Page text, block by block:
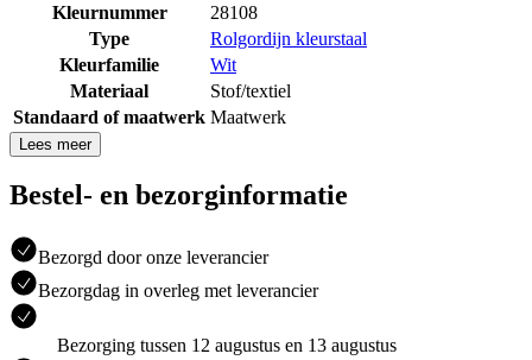
Kleurnummer
28108
Type
Rolgordijn kleurstaal
Kleurfamilie
Wit
Materiaal
Stof/textiel
Standaard of maatwerk Maatwerk
Lees meer
Bestel- en bezorginformatie
Bezorgd door onze leverancier
Bezorgdag in overleg met leverancier
Bezorging tussen 12 augustus en 13 augustus